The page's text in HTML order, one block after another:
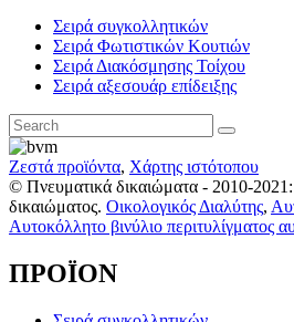
Σειρά συγκολλητικών
Σειρά Φωτιστικών Κουτιών
Σειρά Διακόσμησης Τοίχου
Σειρά αξεσουάρ επίδειξης
Ζεστά προϊόντα, Χάρτης ιστότοπου
© Πνευματικά δικαιώματα - 2010-
δικαιώματος. Οικολογικός Διαλύτης,
Αυτοκόλλητο βινύλιο περιτυλίγματος
ΠΡΟΪΟΝ